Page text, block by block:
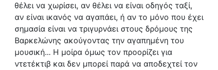
θέλει να χωρίσει, αν θέλει να είναι οδηγός ταξί,
αν είναι ικανός να αγαπάει, ή αν το μόνο που έχει
σημασία είναι να τριγυρνάει στους δρόμους της
Βαρκελώνης ακούγοντας την αγαπημένη του
μουσική... Η μοίρα όμως τον προορίζει για
ντετέκτιβ και δεν μπορεί παρά να αποδεχτεί τον